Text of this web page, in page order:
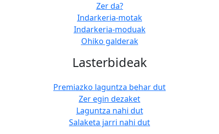
Zer da?
Indarkeria-motak
Indarkeria-moduak
Ohiko galderak
Lasterbideak
Premiazko laguntza behar dut
Zer egin dezaket
Laguntza nahi dut
Salaketa jarri nahi dut